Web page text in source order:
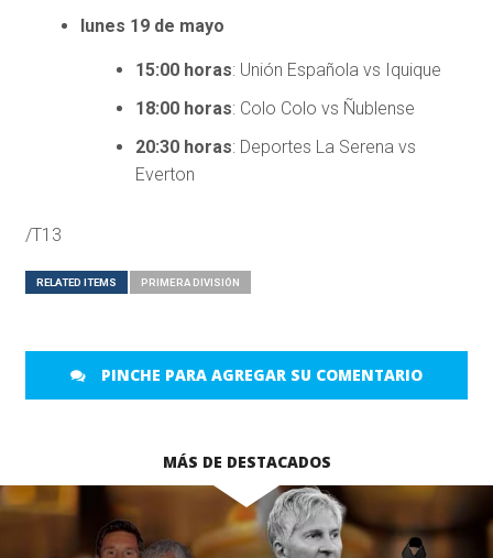
lunes 19 de mayo
15:00 horas: Unión Española vs Iquique
18:00 horas: Colo Colo vs Ñublense
20:30 horas: Deportes La Serena vs
Everton
/T13
RELATED ITEMS PRIMERA DIVISIÓN
PINCHE PARA AGREGAR SU COMENTARIO
MÁS DE DESTACADOS